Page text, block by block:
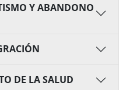
Y ABANDONO
DE LA SALUD